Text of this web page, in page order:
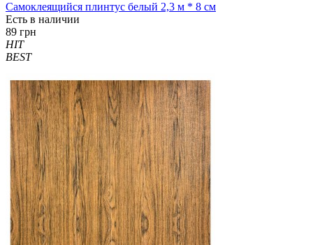
Самоклеящийся плинтус белый 2,3 м * 8 см
Есть в наличии
89 грн
HIT
BEST